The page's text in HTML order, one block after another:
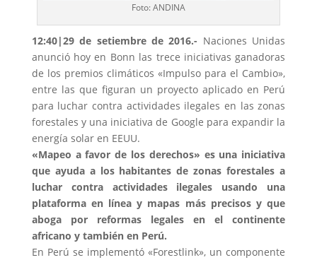
Foto: ANDINA
12:40|29 de setiembre de 2016.- Naciones Unidas
anunció hoy en Bonn las trece iniciativas ganadoras
de los premios climáticos «Impulso para el Cambio»,
entre las que figuran un proyecto aplicado en Perú
para luchar contra actividades ilegales en las zonas
forestales y una iniciativa de Google para expandir la
energía solar en EEUU.
«Mapeo a favor de los derechos» es una iniciativa
que ayuda a los habitantes de zonas forestales a
luchar contra actividades ilegales usando una
plataforma en línea y mapas más precisos y que
aboga por reformas legales en el continente
africano y también en Perú.
En Perú se implementó «Forestlink», un componente